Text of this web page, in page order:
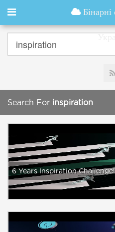
Бінарні
Search For inspiration
6 Years Inspiration Challenge!